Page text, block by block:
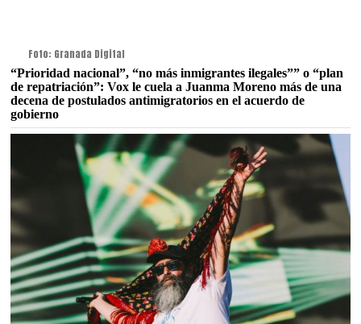
Foto: Granada Digital
“Prioridad nacional”, “no más inmigrantes ilegales”” o “plan
de repatriación”: Vox le cuela a Juanma Moreno más de una
decena de postulados antimigratorios en el acuerdo de
gobierno